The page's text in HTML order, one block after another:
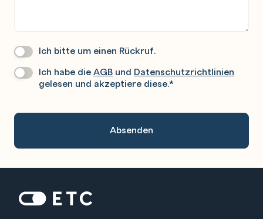
Wir
Sie
Ich bitte um einen Rückruf.
Datenschutz*
Ich habe dieAGB und Datenschutzrichtlinien
gelesen und akzeptiere diese.*
Startseite: ETC